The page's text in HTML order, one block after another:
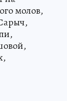
молов,